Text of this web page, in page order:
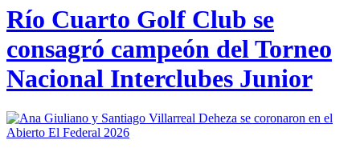
Río Cuarto Golf Club se
consagró campeón del Torneo
Nacional Interclubes Junior